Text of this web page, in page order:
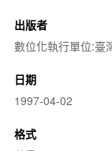
出版者
數位化執行單位:臺
日期
1997-04-02
格式